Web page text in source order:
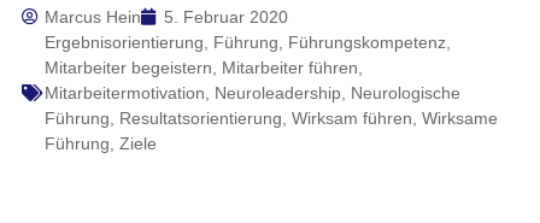
Marcus Hein
5. Februar 2020
Ergebnisorientierung
Führung Führungskompetenz,
Mitarbeiter begeistern
Mitarbeiter führen
Mitarbeitermotivation
Neuroleadership, Neurologische
Führung
Resultatsorientierung Wirksam führen Wirksame
Führung Ziele